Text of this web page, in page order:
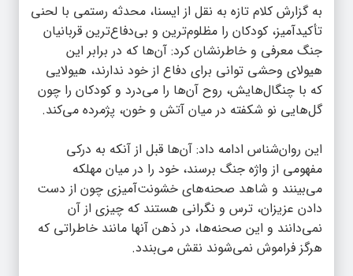
به گزارش کلام تازه به نقل از ایسنا، محدثه رستمی با لحنی
تأکیدآمیز، کودکان را مظلوم‌ترین و بی‌دفاع‌ترین قربانیان
جنگ معرفی و خاطرنشان کرد: آن‌ها که در برابر این
هیولای وحشی توانی برای دفاع از خود ندارند، هیولایی
که با چنگال‌هایش، روح آن‌ها را می‌درد و کودکان را چون
گل‌هایی نو شکفته در میان آتش و خون، پژمرده می‌کند.
این روان‌شناس ادامه داد: آن‌ها قبل از آنکه به درکی
مفهومی از واژه جنگ برسند، خود را در میان مهلکه
می‌بینند و شاهد صحنه‌های خشونت‌آمیزی چون از دست
دادن عزیزان، ترس و نگرانی هستند که چیزی از آن
نمی‌دانند و این صحنه‌ها، در ذهن آنها مانند خاطراتی که
هرگز فراموش نمی‌شوند نقش می‌بندد.